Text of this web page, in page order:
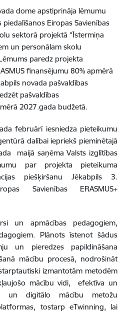
dome apstiprināja lēmumu
Eiropas Savienības
sektorā projektā “Īstermiņa
un personālam skolu
paredz projekta
finansējumu 80% apmērā
novada pašvaldības
pašvaldības
2027.gada budžetā.
februārī iesniedza pieteikumu
dalībai iepriekš pieminētajā
maijā saņēma Valsts izglītības
par projekta pieteikuma
piešķiršanu Jēkabpils 3.
Savienības ERASMUS+
un apmācības pedagogiem,
Plānots īstenot šādus
un pieredzes papildināšana
mācību procesā, nodrošināt
izmantotām metodēm
mācību vidi, efektīva un
un digitālo mācību metožu
tostarp eTwinning, lai